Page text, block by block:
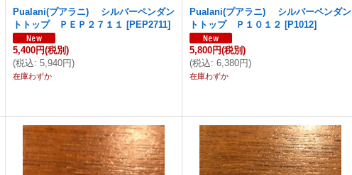
Pualani(プアラニ) シルバーペンダン
トトップ ＰＥＰ２７１１ [PEP2711]
5,400円(税別)
(税込: 5,940円)
在庫わずか
Pualani(プアラニ) シルバーペンダン
トトップ Ｐ１０１２ [P1012]
5,800円(税別)
(税込: 6,380円)
在庫わずか